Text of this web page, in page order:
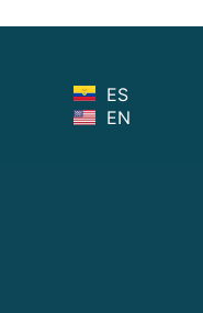
ES
EN